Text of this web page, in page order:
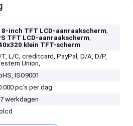
8-inch TFT LCD-aanraakscherm,
TFT LCD-aanraakscherm,
klein TFT-scherm
L/C, creditcard, PayPal, D/A, D/P,
Union,
ISO9001
pc's per dag
werkdagen